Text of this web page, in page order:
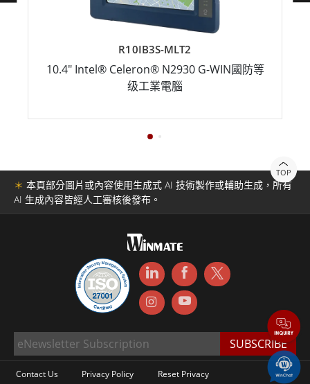
R10IB3S-MLT2
10.4" Intel® Celeron® N2930 G-WIN國防等
级工業電腦
TOP
＊ 本頁部分圖片或內容使用生成式 AI 技術製作或輔助生成，所有
AI 生成內容皆經人工審核後發布。
Contact Us Privacy Policy Reset Privacy